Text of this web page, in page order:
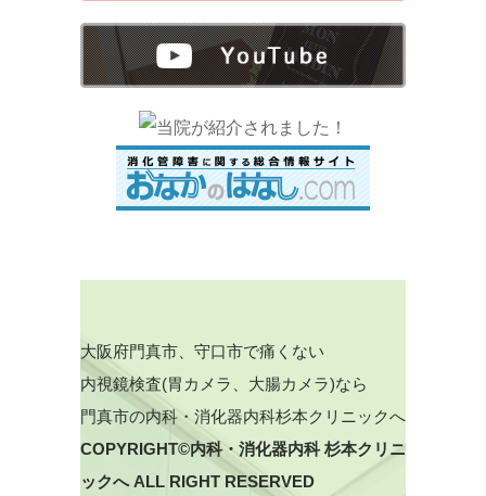
大阪府門真市、守口市で痛くない
内視鏡検査(胃カメラ、大腸カメラ)なら
門真市の内科・消化器内科杉本クリニックへ
COPYRIGHT©内科・消化器内科 杉本クリニ
ックへ ALL RIGHT RESERVED